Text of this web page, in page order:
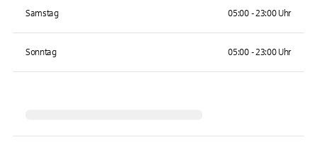
Samstag 05:00 - 23:00 Uhr
Sonntag 05:00 - 23:00 Uhr